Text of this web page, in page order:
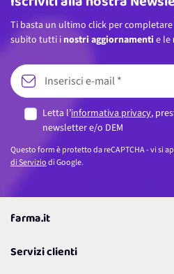
Ti basta un ultimo click per completare
subito tutti i nostri aggiornamenti e le
Letta l’informativa privacy,
newsletter e/o DEM
Questo form è protetto da reCAPTCHA - vi si
di Serviziodi Google.
farma.it
Coupon
Servizi clienti